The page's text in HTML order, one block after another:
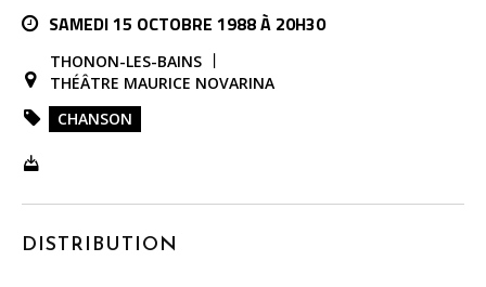
SAMEDI 15 OCTOBRE 1988 À 20H30
THONON-LES-BAINS
THÉÂTRE MAURICE NOVARINA
CHANSON
DISTRIBUTION